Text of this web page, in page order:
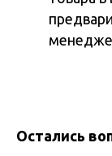
Остались